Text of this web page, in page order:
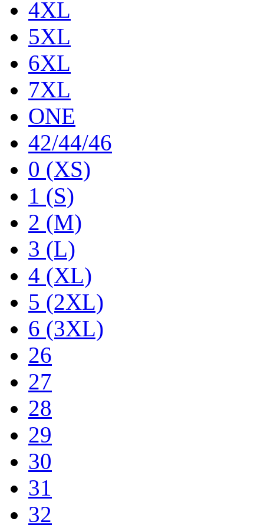
4XL
5XL
6XL
7XL
ONE
42/44/46
0 (XS)
1 (S)
2 (M)
3 (L)
4 (XL)
5 (2XL)
6 (3XL)
26
27
28
29
30
31
32